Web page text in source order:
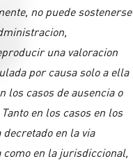
no puede sostenerse
una valoracion
por causa solo a ella
los casos de ausencia o
en los casos en los
decretado en la via
en la jurisdiccional,